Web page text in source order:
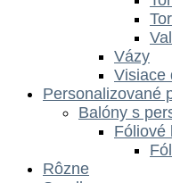
Vázy
Visiace
Personalizované
Balóny s
Fóliové
Rôzne